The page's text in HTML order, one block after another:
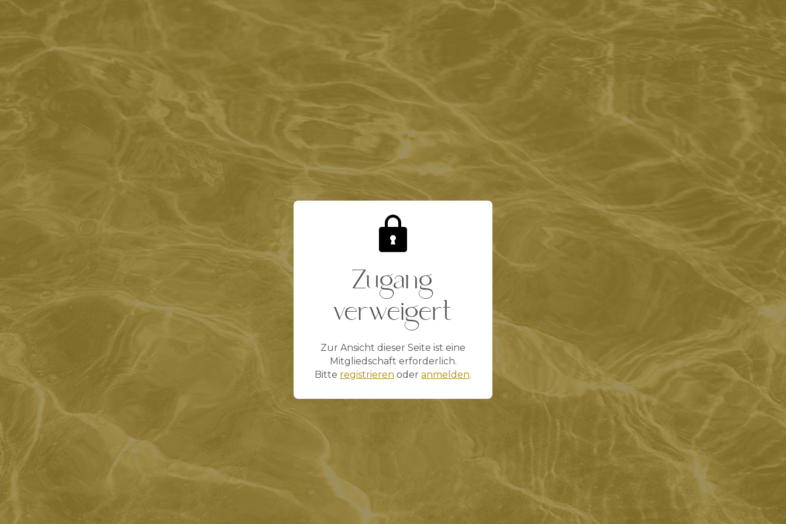
Zugang
verweigert
Zur Ansicht dieser Seite ist eine
Mitgliedschaft erforderlich.
Bitte registrieren oder anmelden.